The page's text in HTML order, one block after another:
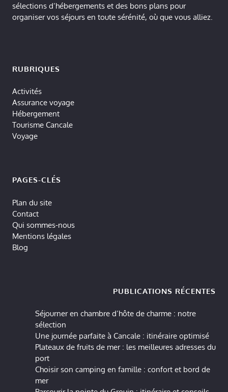
sélections d’hébergements et des bons plans pour
organiser vos séjours en toute sérénité, où que vous alliez.
RUBRIQUES
Activités
Assurance voyage
Hébergement
Tourisme Cancale
Voyage
PAGES-CLÉS
Plan du site
Contact
Qui sommes-nous
Mentions légales
Blog
PUBLICATIONS RÉCENTES
Séjourner en chambre d’hôte de charme : notre
sélection
Une journée parfaite à Cancale : itinéraire optimisé
Plateaux de fruits de mer : les meilleures adresses du
port
Choisir son camping en famille : confort et bord de
mer